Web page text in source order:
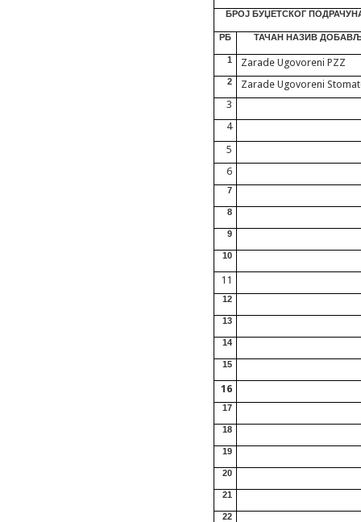
БРОЈ БУЏЕТСКОГ
РБ ТАЧАН НАЗИВ
1 Zarade Ugovoreni PZZ
2
Zarade Ugovoreni
3
4
5
6
7
8
9
10
11
12
13
14
15
16
17
18
19
20
21
22